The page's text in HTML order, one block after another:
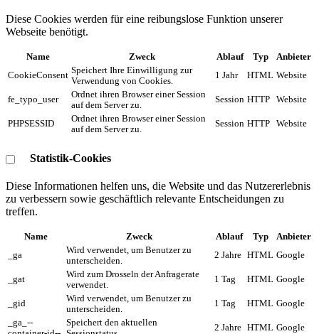
Diese Cookies werden für eine reibungslose Funktion unserer
Webseite benötigt.
Name Zweck Ablauf Typ
Anbieter
CookieConsent Speichert Ihre Einwilligung zur
Verwendung von Cookies.
1 Jahr HTML Website
fe_typo_user
Ordnet ihren Browser einer Session
auf dem Server zu.
Session HTTP Website
PHPSESSID
Ordnet ihren Browser einer Session
auf dem Server zu.
Session HTTP Website
Statistik-Cookies
Diese Informationen helfen uns, die Website und das Nutzererlebnis
zu verbessern sowie geschäftlich relevante Entscheidungen zu
treffen.
Name Zweck Ablauf Typ
Anbieter
_ga
Wird verwendet, um Benutzer zu
unterscheiden.
2 Jahre HTML Google
_gat
Wird zum Drosseln der Anfragerate
verwendet.
1 Tag HTML Google
_gid
Wird verwendet, um Benutzer zu
unterscheiden.
1 Tag HTML Google
_ga_--
Speichert den aktuellen
2 Jahre HTML Google